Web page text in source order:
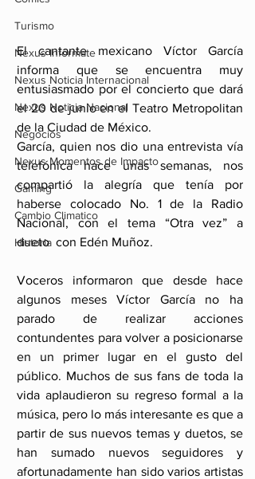
Turismo
Nexus Infórmate
Nexus Noticia Internacional
Nexus Noticia Nacional
Negocios
Nexus Momentos de Impacto
Gaming
Cambio Climatico
Historia
El cantante mexicano Víctor García
informa que se encuentra muy
entusiasmado por el concierto que dará
el 20 de junio en el Teatro Metropolitan
de la Ciudad de México.
García, quien nos dio una entrevista vía
telefónica hace unas semanas, nos
compartió la alegría que tenía por
haberse colocado No. 1 de la Radio
Nacional, con el tema “Otra vez” a
dueto  con Edén Muñoz.
Voceros informaron que desde hace
algunos meses Víctor García no ha
parado de realizar acciones
contundentes para volver a posicionarse
en un primer lugar en el gusto del
público. Muchos de sus fans de toda la
vida aplaudieron su regreso formal a la
música, pero lo más interesante es que a
partir de sus nuevos temas y duetos, se
han sumado nuevos seguidores y
afortunadamente han sido varios artistas